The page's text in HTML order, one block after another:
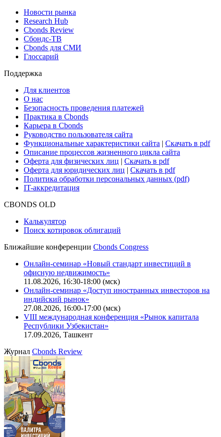
Новости рынка
Research Hub
Cbonds Review
Сбондс-ТВ
Cbonds для СМИ
Глоссарий
Поддержка
Для клиентов
О нас
Безопасность проведения платежей
Практика в Cbonds
Карьера в Cbonds
Руководство пользователя сайта
Функциональные характеристики сайта | Скачать в pdf
Описание процессов жизненного цикла сайта
Оферта для физических лиц | Скачать в pdf
Оферта для юридических лиц | Скачать в pdf
Политика обработки персональных данных (pdf)
IT-аккредитация
CBONDS OLD
Калькулятор
Поиск котировок облигаций
Ближайшие конференции Cbonds Congress
Онлайн-семинар «Новый стандарт инвестиций в
офисную недвижимость»
11.08.2026, 16:30-18:00 (мск)
Онлайн-семинар «Доступ иностранных инвесторов на
индийский рынок»
27.08.2026, 16:00-17:00 (мск)
VIII международная конференция «Рынок капитала
Республики Узбекистан»
17.09.2026, Ташкент
Журнал Cbonds Review